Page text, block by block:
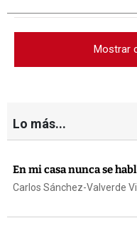
Mostrar
Lo más...
En mi casa nunca se
Carlos Sánchez-Valverde